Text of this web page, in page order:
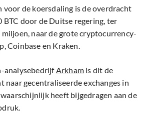
voor de koersdaling is de overdracht
BTC door de Duitse regering, ter
naar de grote cryptocurrency-
Coinbase en Kraken.
analysebedrijfArkham is dit de
naar gecentraliseerde exchanges in
heeft bijgedragen aan de